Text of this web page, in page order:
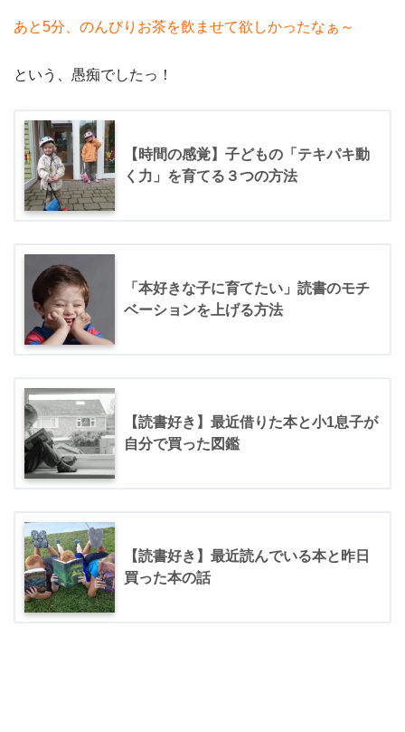
あと5分、のんびりお茶を飲ませて欲しかったなぁ～
という、愚痴でしたっ！
【時間の感覚】子どもの「テキパキ動
く力」を育てる３つの方法
「本好きな子に育てたい」読書のモチ
ベーションを上げる方法
【読書好き】最近借りた本と小1息子が
自分で買った図鑑
【読書好き】最近読んでいる本と昨日
買った本の話